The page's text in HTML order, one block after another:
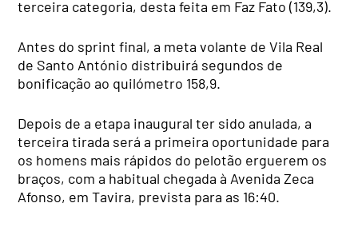
terceira categoria, desta feita em Faz Fato (139,3).
Antes do sprint final, a meta volante de Vila Real
de Santo António distribuirá segundos de
bonificação ao quilómetro 158,9.
Depois de a etapa inaugural ter sido anulada, a
terceira tirada será a primeira oportunidade para
os homens mais rápidos do pelotão erguerem os
braços, com a habitual chegada à Avenida Zeca
Afonso, em Tavira, prevista para as 16:40.